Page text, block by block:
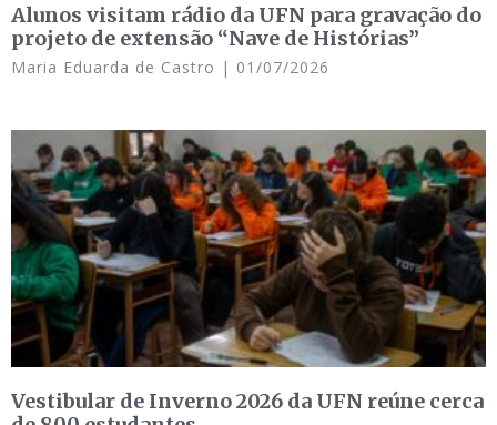
Alunos visitam rádio da UFN para gravação do
projeto de extensão “Nave de Histórias”
Maria Eduarda de Castro 01/07/2026
Vestibular de Inverno 2026 da UFN reúne cerca